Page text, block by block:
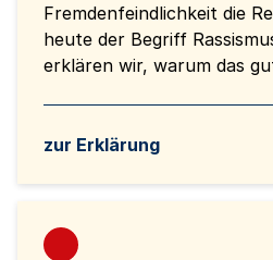
Fremdenfeindlichkeit die
heute der Begriff
erklären wir, warum das
zur Erklärung